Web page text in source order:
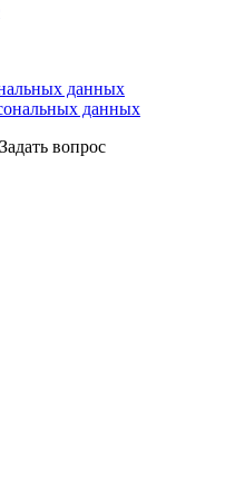
данных
данных
Задать вопрос